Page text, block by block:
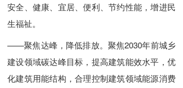
安全、健康、宜居、便利、节约性能，增进民
生福祉。
——聚焦达峰，降低排放。聚焦2030年前城乡
建设领域碳达峰目标，提高建筑能效水平，优
化建筑用能结构，合理控制建筑领域能源消费